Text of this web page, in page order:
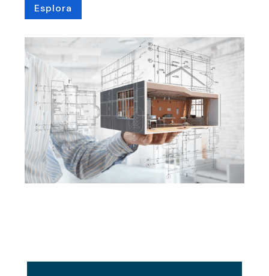
Esplora